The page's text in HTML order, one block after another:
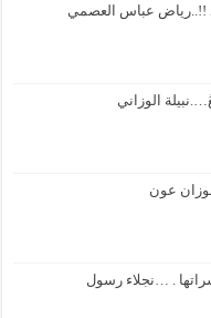
!!..رياض عباس العصمي
الوزاني
عون
. …نجلاء رسول